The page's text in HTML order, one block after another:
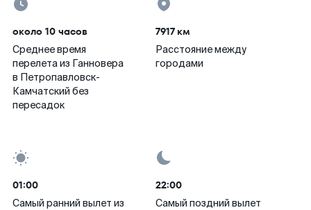
около 10 часов
Среднее время
перелета из Ганновера
в Петропавловск-
Камчатский без
пересадок
7917 км
Расстояние между
городами
01:00
Самый ранний вылет из
22:00
Самый поздний вылет